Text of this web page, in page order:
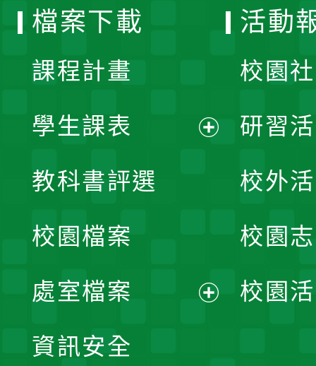
檔案下載
課程計畫
學生課表
單
教科書評選
校園檔案
處室檔案
資訊安全
活動
校園
研習
校外
校園
校園